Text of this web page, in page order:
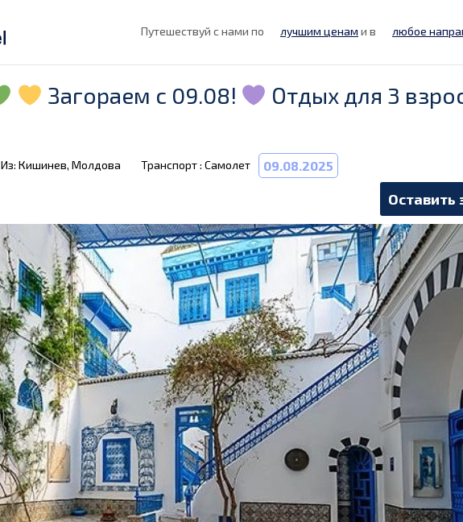
Путешествуй с нами по лучшим ценам и в любое
Загораем с 09.08!
Отдых для 3
Из: Кишинев, Молдова Транспорт : Самолет 09.08.2025
Оставить